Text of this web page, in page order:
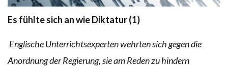
Es fühlte sich an wie Diktatur (1)
Englische Unterrichtsexperten wehrten sich gegen die
Anordnung der Regierung, sie am Reden zu hindern